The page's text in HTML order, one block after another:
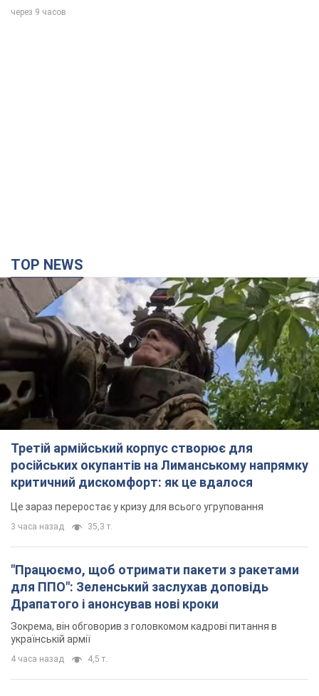
через 9 часов
TOP NEWS
Третій армійський корпус створює для
російських окупантів на Лиманському напрямку
критичний дискомфорт: як це вдалося
Це зараз переростає у кризу для всього угруповання
3 часа назад 35,3 т.
"Працюємо, щоб отримати пакети з ракетами
для ППО": Зеленський заслухав доповідь
Драпатого і анонсував нові кроки
Зокрема, він обговорив з головкомом кадрові питання в
українській армії
4 часа назад 4,5 т.